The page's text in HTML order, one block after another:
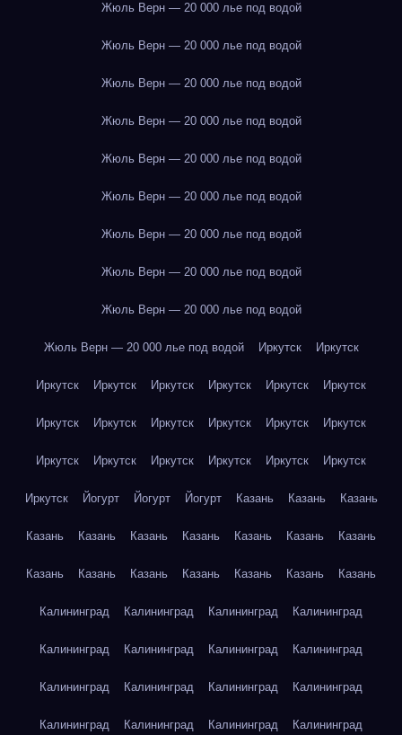
Жюль Верн — 20 000 лье под водой
Жюль Верн — 20 000 лье под водой
Жюль Верн — 20 000 лье под водой
Жюль Верн — 20 000 лье под водой
Жюль Верн — 20 000 лье под водой
Жюль Верн — 20 000 лье под водой
Жюль Верн — 20 000 лье под водой
Жюль Верн — 20 000 лье под водой
Жюль Верн — 20 000 лье под водой
Жюль Верн — 20 000 лье под водой Иркутск Иркутск
Иркутск Иркутск Иркутск Иркутск Иркутск Иркутск
Иркутск Иркутск Иркутск Иркутск Иркутск Иркутск
Иркутск Иркутск Иркутск Иркутск Иркутск Иркутск
Иркутск Йогурт Йогурт Йогурт Казань Казань Казань
Казань Казань Казань Казань Казань Казань Казань
Казань Казань Казань Казань Казань Казань Казань
Калининград Калининград Калининград Калининград
Калининград Калининград Калининград Калининград
Калининград Калининград Калининград Калининград
Калининград Калининград Калининград Калининград